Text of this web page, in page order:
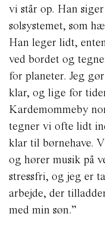
vi står op. Han
solsystemet, som
Han leger lidt,
ved bordet og
for planeter. Jeg
klar, og lige for
Kardemommeby
tegner vi ofte lidt
klar til børnehave.
og hører musik på
stressfri, og jeg er
arbejde, der
med min søn.”